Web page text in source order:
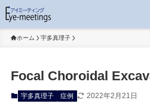
ホーム 宇多真理子
Focal Choroidal
宇多真理子 症例 2022年2月21日